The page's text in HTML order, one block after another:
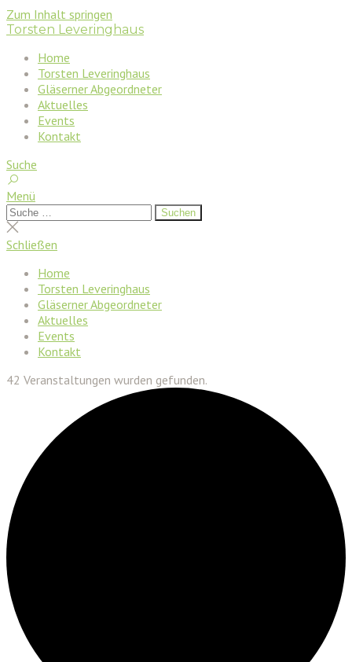
Zum Inhalt springen
Torsten Leveringhaus
Home
Torsten Leveringhaus
Gläserner Abgeordneter
Aktuelles
Events
Kontakt
Suche
Menü
Suchen
nach:
Suchen
Suche
schließen
Schließen
Home
Torsten Leveringhaus
Gläserner Abgeordneter
Aktuelles
Events
Kontakt
42 Veranstaltungen wurden gefunden.